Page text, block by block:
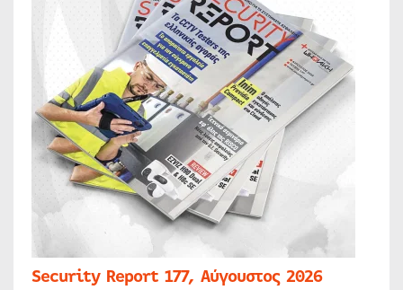
Security Report 177, Αύγουστος 2026